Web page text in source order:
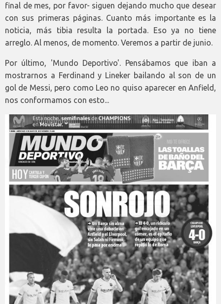
final de mes, por favor- siguen dejando mucho que desear
con sus primeras páginas. Cuanto más importante es la
noticia, más tibia resulta la portada. Eso ya no tiene
arreglo. Al menos, de momento. Veremos a partir de junio.
Por último, 'Mundo Deportivo'. Pensábamos que iban a
mostrarnos a Ferdinand y Lineker bailando al son de un
gol de Messi, pero como Leo no quiso aparecer en Anfield,
nos conformamos con esto...